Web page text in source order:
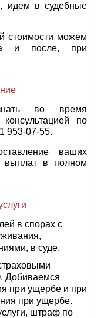
идем в судебные
стоимости можем
и после, при
во время
по
953-07-55.
ваших
выплат в полном
в спорах с
в суде.
Добиваемся
при ущербе и при
при ущербе.
штраф по